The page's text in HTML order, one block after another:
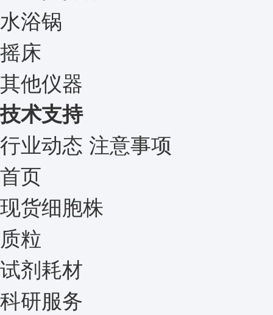
水浴锅
摇床
其他仪器
技术支持
行业动态 注意事项
首页
现货细胞株
质粒
试剂耗材
科研服务